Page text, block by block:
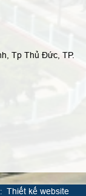
Webso.vn